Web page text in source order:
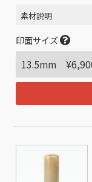
素材説明
印面サイズ